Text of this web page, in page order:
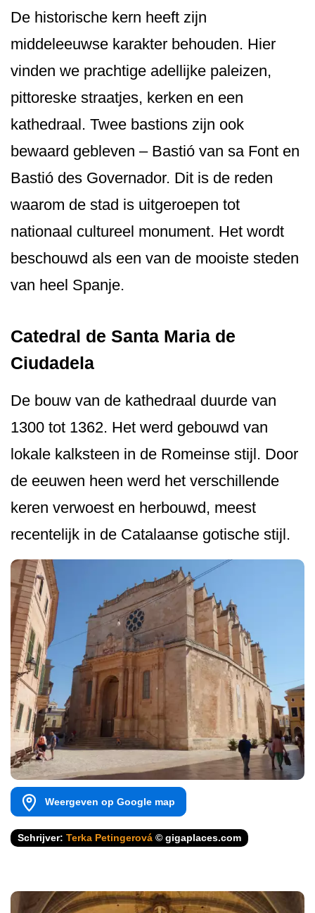
De historische kern heeft zijn
middeleeuwse karakter behouden. Hier
vinden we prachtige adellijke paleizen,
pittoreske straatjes, kerken en een
kathedraal. Twee bastions zijn ook
bewaard gebleven – Bastió van sa Font en
Bastió des Governador. Dit is de reden
waarom de stad is uitgeroepen tot
nationaal cultureel monument. Het wordt
beschouwd als een van de mooiste steden
van heel Spanje.
Catedral de Santa Maria de
Ciudadela
De bouw van de kathedraal duurde van
1300 tot 1362. Het werd gebouwd van
lokale kalksteen in de Romeinse stijl. Door
de eeuwen heen werd het verschillende
keren verwoest en herbouwd, meest
recentelijk in de Catalaanse gotische stijl.
Weergeven op Google map
Schrijver: Terka Petingerová © gigaplaces.com